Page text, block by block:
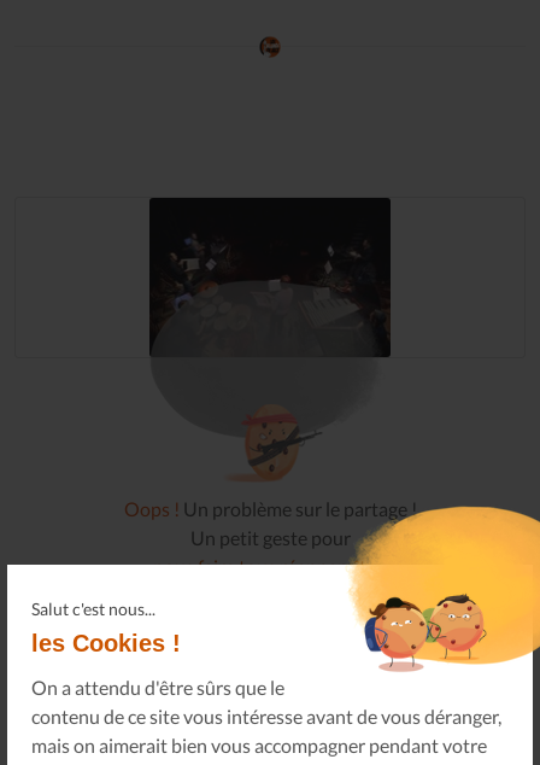
Salut c'est nous...
les Cookies !
On a attendu d'être sûrs que le
contenu de ce site vous intéresse avant de vous déranger,
mais on aimerait bien vous accompagner pendant votre
Oops ! Un problème sur le partage !
Un petit geste pour
nous faire tous réapparaître
L'ARBRE CANAPAS / L'EFFET DE FŒHN VARIATIONS
SUR LES VARIATIONS GOLDBERG
2014-06-18 IDÉES